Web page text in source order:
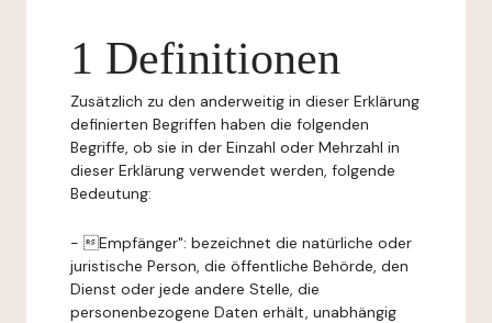
1 Definitionen
Zusätzlich zu den anderweitig in dieser Erklärung
definierten Begriffen haben die folgenden
Begriffe, ob sie in der Einzahl oder Mehrzahl in
dieser Erklärung verwendet werden, folgende
Bedeutung:
- Empfänger": bezeichnet die natürliche oder
juristische Person, die öffentliche Behörde, den
Dienst oder jede andere Stelle, die
personenbezogene Daten erhält, unabhängig